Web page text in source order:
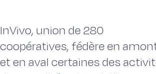
InVivo, union de 280
coopératives, fédère en
et en aval certaines des